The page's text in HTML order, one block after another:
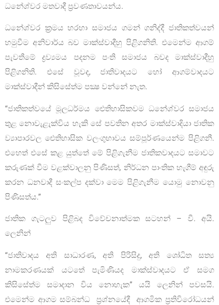
ධනේශ්වර මතවාදී ප්‍රවණතාවයන්ය.
ධනේශ්වර ක්‍රමය හරහා සමාජය ගමන් ගනිද්දී ජාතිකත්වයන්
හමුවීම අනිවාර්ය බව මාක්ස්වාදීහු පිළිගනිති. එමෙන්ම ආගම්
පැවතීමේ ද්‍රව්‍යමය පදනම පංති සමාජය බවද මාක්ස්වාදීහු
පිළිගනිති. එසේ වූවද, ජාතිවාදයට හෝ ආගම්වාදයට
මාක්ස්වාදීන් කිසිසේත්ම පක්‍ෂ වන්නේ නැත.
“ජාතිකත්වයේ මූලධර්මය ඓතිහාසිකවම ධනේශ්වර සමාජය
තුළ නොවැළැක්විය හැකි සේ පවතින අතර මාක්ස්වාදියා ජාතික
ව්‍යාපාරවල ඓතිහාසික වලංගුභාවය සම්පූර්ණයෙන්ම පිළිගනී.
එහෙත් එසේ කළ යුත්තේ මේ පිළිගැනීම ජාතිකවාදයට සමාවට
කරුණක් වීම වළක්වාලනු පිණිසත්, නිර්ධන පාංතික හැගීම් අඳුරු
කරන ධනවාදී සංකල්ප දක්වා මෙම පිළිගැනීම යොමු නොවනු
පිණිසත්ය.”
ජාතික ගැටලුව පිළිබද විවේචනාත්මක සටහන් – වී. අයි.
ලෙනින්
“ජාතිවාදය අති සාධාරණ, අති පිරිසිදු, අති ශෝධිත සත්‍ය
නාමකරණයක් යටතේ පැමිණියද මාක්ස්වාදයට ඒ සමග
කිසිසේත්ම සමාදාන විය නොහැක” යයි ලෙනින් පවසයි.
එමෙන්ම ආගම සම්බන්ධ ප්‍රශ්නයේදී ආගමික ප්‍රතිවිරෝධයන්